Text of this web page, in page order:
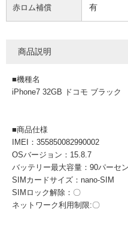
赤ロム補償 有
商品説明
■機種名
iPhone7 32GB ドコモ ブラック
■商品仕様
IMEI：355850082990002
OSバージョン：15.8.7
バッテリー最大容量：90パーセ
SIMカードサイズ：nano-SIM
SIMロック解除：〇
ネットワーク利用制限:〇